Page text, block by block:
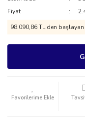
Fiyat
98.090,86 TL den